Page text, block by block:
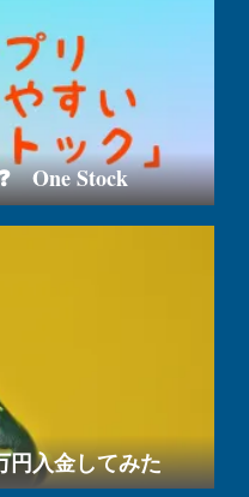
One Stock
入金してみた